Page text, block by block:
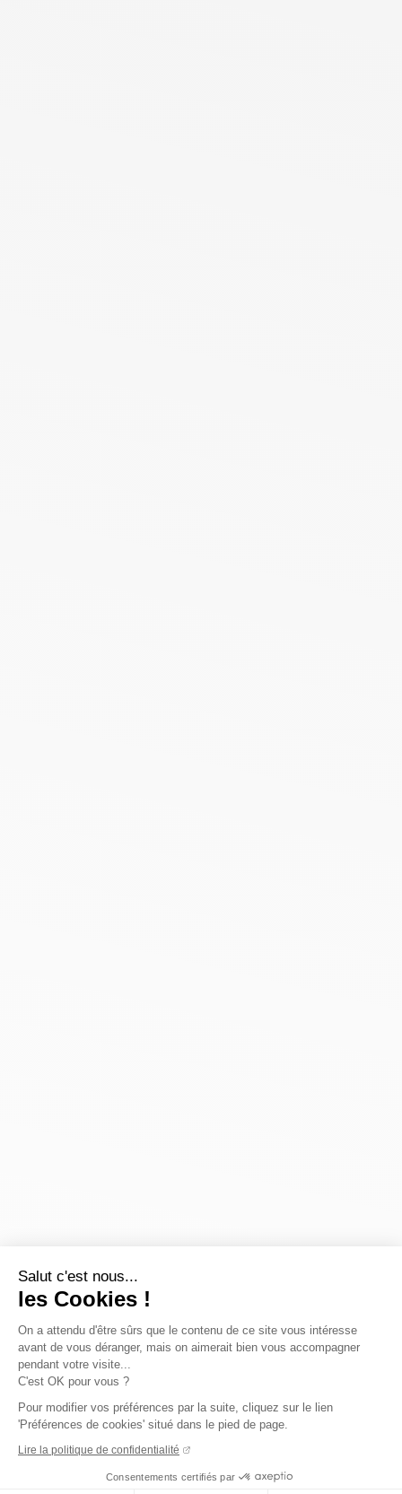
Salut c'est nous...
les Cookies !
On a attendu d'être sûrs que le contenu de ce site vous intéresse
avant de vous déranger, mais on aimerait bien vous accompagner
pendant votre visite...
C'est OK pour vous ?
Pour modifier vos préférences par la suite, cliquez sur le lien
'Préférences de cookies' situé dans le pied de page.
Lire la politique de confidentialité
Consentements certifiés par